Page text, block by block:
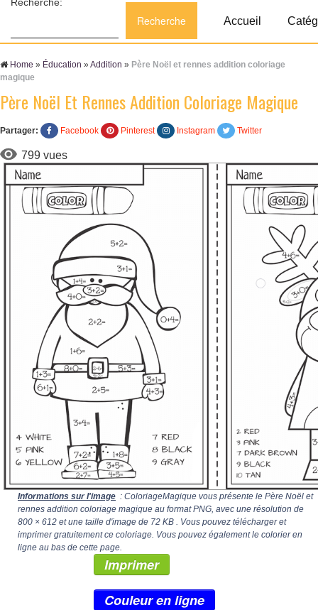
Accueil
Home » Éducation »Addition » Père Noël et rennes addition coloriage
magique
Père Noël Et Rennes Addition Coloriage Magique
Partager: Facebook Pinterest Instagram Twitter
799 vues
Informations sur l'image : ColoriageMagique vous présente le Père Noël et
rennes addition coloriage magique au format PNG, avec une résolution de
800 × 612 et une taille d'image de 72 KB . Vous pouvez télécharger et
imprimer gratuitement ce coloriage. Vous pouvez également le colorier en
ligne au bas de cette page.
Imprimer
Couleur en ligne